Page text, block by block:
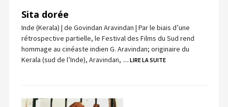
Sita dorée
Inde (Kerala) | de Govindan Aravindan | Par le biais d’une
rétrospective partielle, le Festival des Films du Sud rend
hommage au cinéaste indien G. Aravindan; originaire du
Kerala (sud de l’Inde), Aravindan, … LIRE LA SUITE